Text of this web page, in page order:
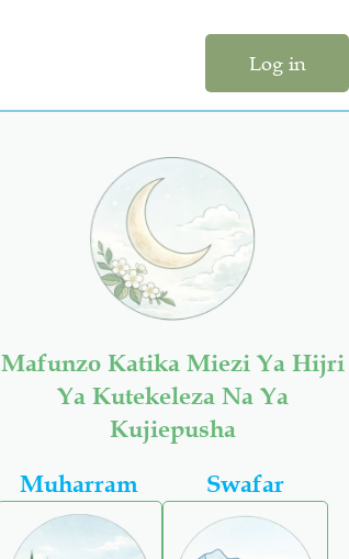
Log in
Mafunzo Katika Miezi Ya Hijri
Ya Kutekeleza Na Ya
Kujiepusha
Muharram
Swafar